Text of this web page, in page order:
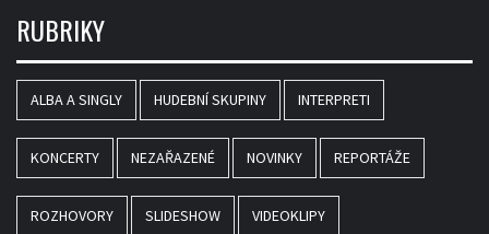
RUBRIKY
ALBA A SINGLY HUDEBNÍ SKUPINY INTERPRETI
KONCERTY NEZAŘAZENÉ NOVINKY REPORTÁŽE
ROZHOVORY SLIDESHOW VIDEOKLIPY